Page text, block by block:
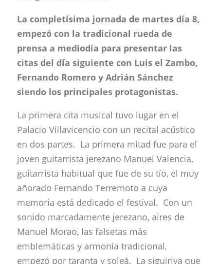
La completísima jornada de martes día 8,
empezó con la tradicional rueda de
prensa a mediodía para presentar las
citas del día siguiente con Luis el Zambo,
Fernando Romero y Adrián Sánchez
siendo los principales protagonistas.
La primera cita musical tuvo lugar en el
Palacio Villavicencio con un recital acústico
en dos partes. La primera mitad fue para el
joven guitarrista jerezano Manuel Valencia,
guitarrista habitual que fue de su tío, el muy
añorado Fernando Terremoto a cuya
memoria está dedicado el festival. Con un
sonido marcadamente jerezano, aires de
Manuel Morao, las falsetas más
emblemáticas y armonía tradicional,
empezó por taranta y soleá. La siguiriya que